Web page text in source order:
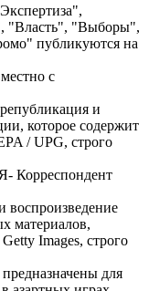
"Власть", "Выборы",
публикуются на
с
и
которое содержит
/ UPG, строго
Корреспондент
воспроизведение
материалов,
Images, строго
для